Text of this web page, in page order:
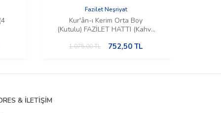
Fazilet Neşriyat
Kur'ân-ı Kerim Orta Boy
(Kutulu) FAZİLET HATTI (Kahve
1.075,00TL 752,50 TL
& İLETIŞIM